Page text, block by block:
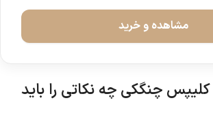
مشاهده و خرید
کلیپس چنگکی چه نکاتی را باید